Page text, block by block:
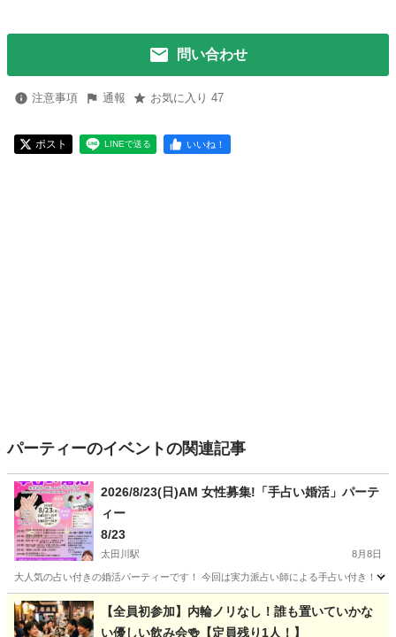
問い合わせ
注意事項 通報 お気に入り 47
ポスト LINEで送る いいね！
パーティーのイベントの関連記事
2026/8/23(日)AM 女性募集!「手占い婚活」パーテ
ィー
8/23
太田川駅 8月8日
大人気の占い付きの婚活パーティーです！ 今回は実力派占い師による手占い付き！ 1
愛知 東海市 太田川駅 パーティー 会場
【全員初参加】内輪ノリなし！誰も置いていかな
い優しい飲み会🍻【定員残り1人！】